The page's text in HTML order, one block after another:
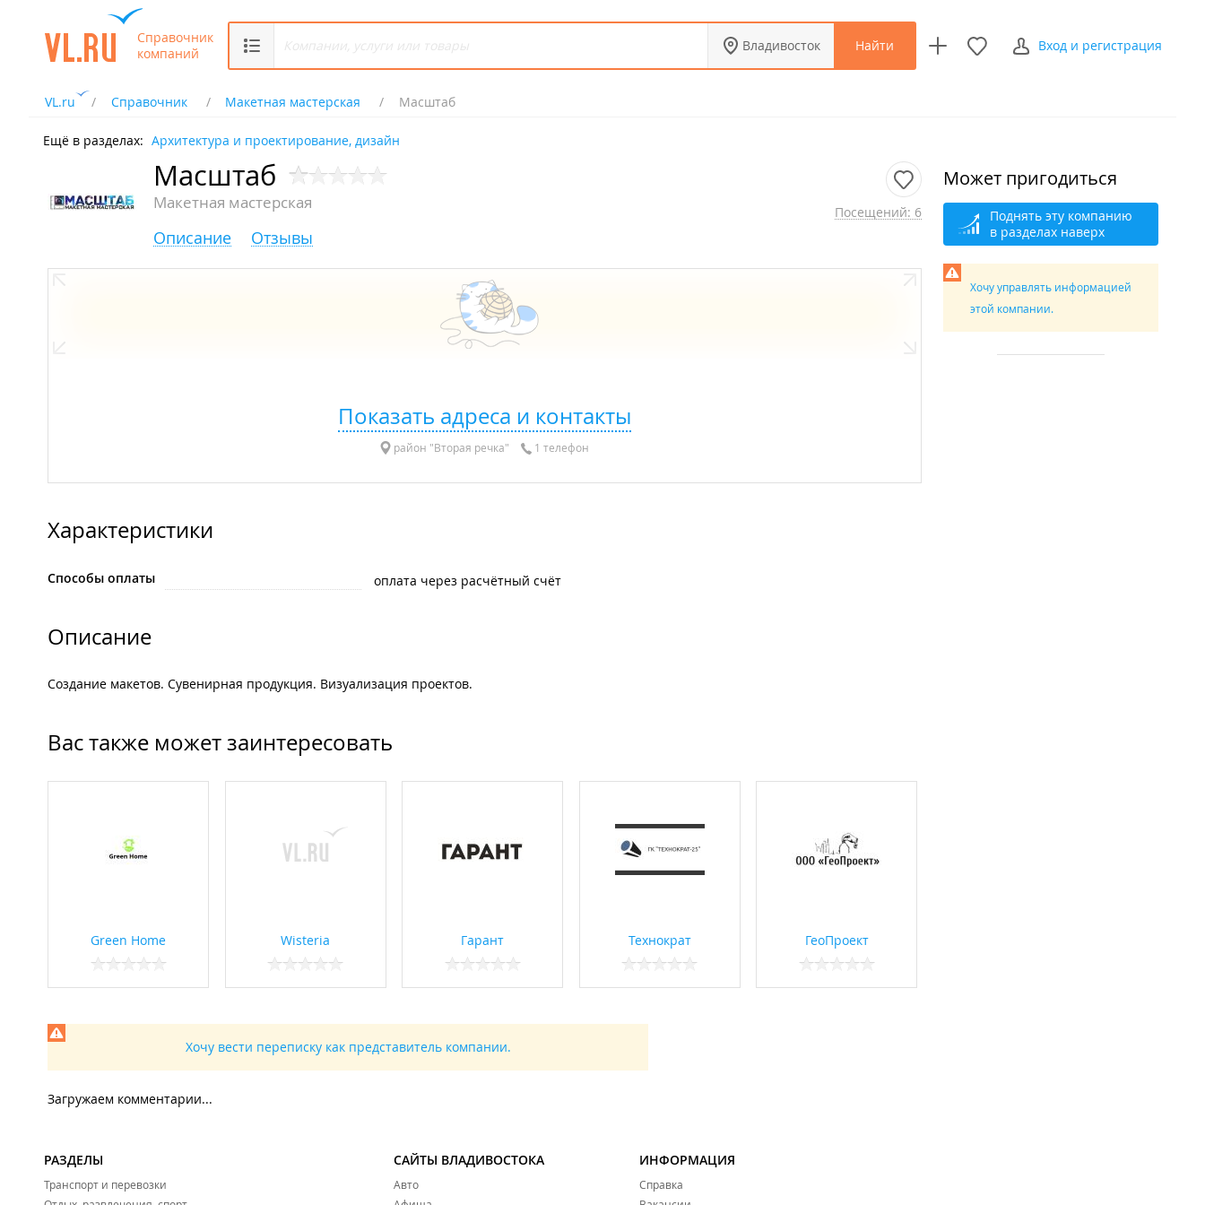
Справочник
компаний
Владивосток Найти Вход и регистрация
VL.ru Справочник Макетная мастерская Масштаб
Ещё в разделах: Архитектура и проектирование, дизайн
Масштаб
Макетная мастерская Посещений: 6
Описание Отзывы
Показать адреса и контакты
район "Вторая речка" 1 телефон
Характеристики
Способы оплаты оплата через расчётный счёт
Описание
Создание макетов. Сувенирная продукция. Визуализация проектов.
Вас также может заинтересовать
Green Home Wisteria Гарант Технократ ГеоПроект
Хочу вести переписку как представитель компании.
Загружаем комментарии...
Может пригодиться
Поднять эту компанию
в разделах наверх
Хочу управлять информацией
этой компании.
РАЗДЕЛЫ
Транспорт и перевозки
САЙТЫ ВЛАДИВОСТОКА
Авто
ИНФОРМАЦИЯ
Справка